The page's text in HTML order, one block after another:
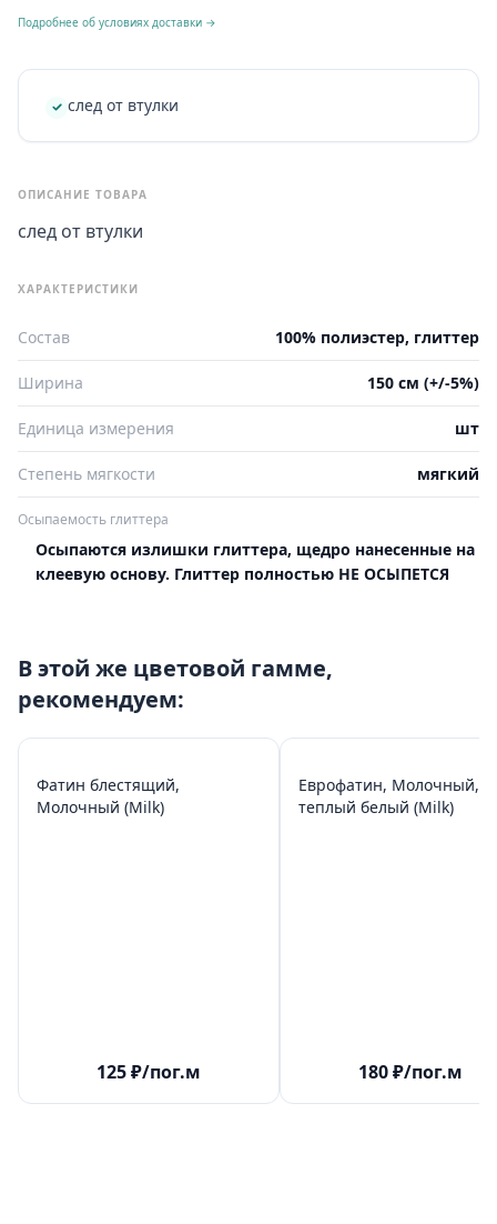
Подробнее об условиях доставки →
след от втулки
ОПИСАНИЕ ТОВАРА
след от втулки
ХАРАКТЕРИСТИКИ
Состав 100% полиэстер, глиттер
Ширина 150 см (+/-5%)
Единица измерения шт
Степень мягкости мягкий
Осыпаемость глиттера
Осыпаются излишки глиттера, щедро нанесенные на
клеевую основу. Глиттер полностью НЕ ОСЫПЕТСЯ
В этой же цветовой гамме,
рекомендуем:
Фатин блестящий,
Молочный (Milk)
125₽/пог.м
Еврофатин, Молочный,
теплый белый (Milk)
180₽/пог.м